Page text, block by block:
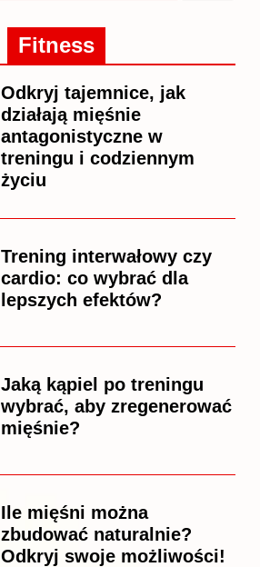
Fitness
Odkryj tajemnice, jak
działają mięśnie
antagonistyczne w
treningu i codziennym
życiu
Trening interwałowy czy
cardio: co wybrać dla
lepszych efektów?
Jaką kąpiel po treningu
wybrać, aby zregenerować
mięśnie?
Ile mięśni można
zbudować naturalnie?
Odkryj swoje możliwości!